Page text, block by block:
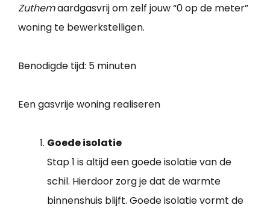
Zuthemaardgasvrij om zelf jouw “0 op de meter”
woning te bewerkstelligen.
Benodigde tijd: 5 minuten
Een gasvrije woning realiseren
Goede isolatie
Stap 1 is altijd een goede isolatie van de
schil. Hierdoor zorg je dat de warmte
binnenshuis blijft. Goede isolatie vormt de